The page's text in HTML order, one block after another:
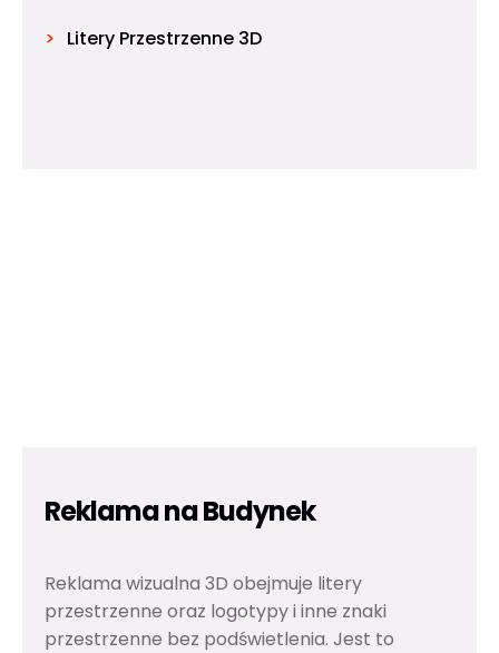
Litery Przestrzenne 3D
Reklama na Budynek
Reklama wizualna 3D obejmuje litery
przestrzenne oraz logotypy i inne znaki
przestrzenne bez podświetlenia. Jest to